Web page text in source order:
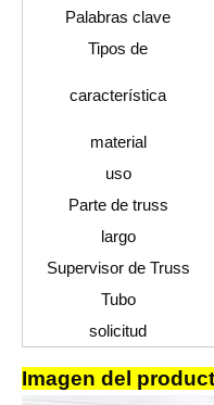
Palabras clave
Tipos de
característica
material
uso
Parte de truss
largo
Supervisor de Truss
Tubo
solicitud
Imagen del